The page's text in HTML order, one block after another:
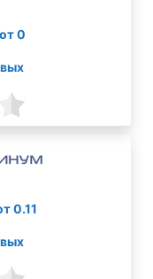
0
0.11